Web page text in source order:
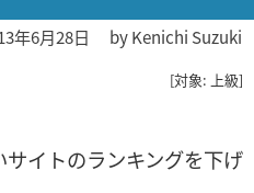
年6月28日 byKenichi Suzuki
[対象: 上級]
イトのランキングを下げ